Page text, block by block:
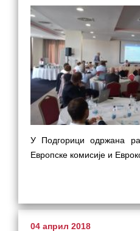
У Подгорици одржана
Европске комисије и
04 април 2018